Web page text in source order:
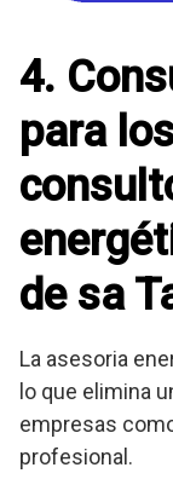
4.
para
de sa
La asesoria
lo que elimina
empresas
profesional.